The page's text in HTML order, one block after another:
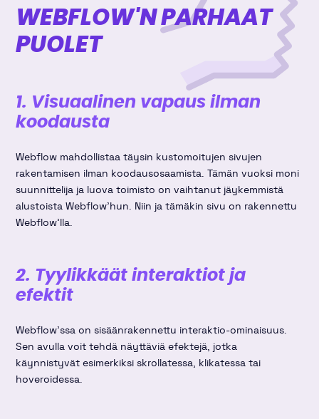
WEBFLOW'N PARHAAT
PUOLET
1. Visuaalinen vapaus ilman
koodausta
Webflow mahdollistaa täysin kustomoitujen sivujen
rakentamisen ilman koodausosaamista. Tämän vuoksi moni
suunnittelija ja luova toimisto on vaihtanut jäykemmistä
alustoista Webflow'hun. Niin ja tämäkin sivu on rakennettu
Webflow'lla.
2. Tyylikkäät interaktiot ja
efektit
Webflow'ssa on sisäänrakennettu interaktio-ominaisuus.
Sen avulla voit tehdä näyttäviä efektejä, jotka
käynnistyvät esimerkiksi skrollatessa, klikatessa tai
hoveroidessa.